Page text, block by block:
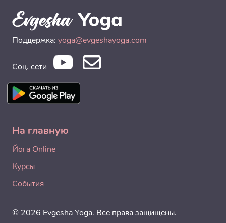
Поддержка: yoga@evgeshayoga.com
Соц. сети
На главную
Йога Online
Курсы
События
© 2026 Evgesha Yoga. Все права защищены.